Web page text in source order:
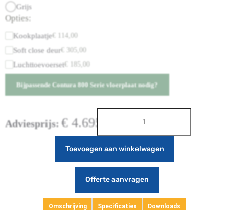
Grijs
Opties:
Kookplaatje€ 114,00
Soft close deur€ 305,00
Luchttoevoerset€ 185,00
Bijpassende Contura 800 Serie vloerplaat nodig?
Adviesprijs: € 4.695,00
Toevoegen aan winkelwagen
Offerte aanvragen
Omschrijving Specificaties Downloads